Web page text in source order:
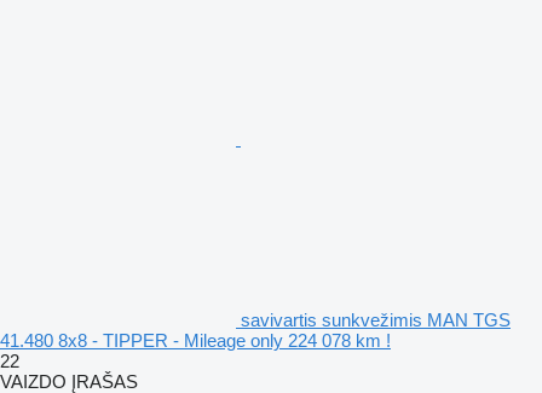
savivartis sunkvežimis MAN TGS
41.480 8x8 - TIPPER - Mileage only 224 078 km !
22
VAIZDO ĮRAŠAS